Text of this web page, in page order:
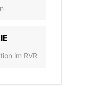
im RVR